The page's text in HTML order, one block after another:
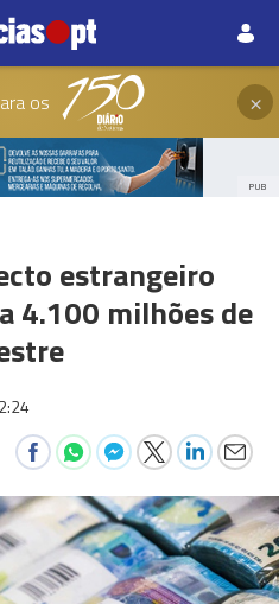
os ×
PUB
estrangeiro
4.100 milhões de